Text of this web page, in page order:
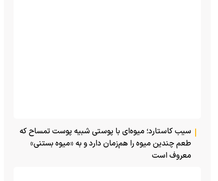
سیب کاستارد؛ میوه‌ای با پوستی شبیه پوست تمساح که
طعم چندین میوه را هم‌زمان دارد و به «میوه بستنی»
معروف است